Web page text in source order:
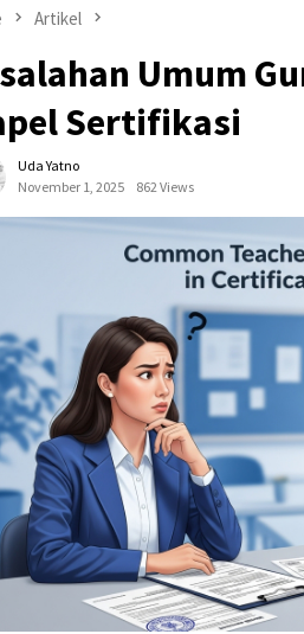
Artikel
Umum
Sertifikasi
Uda Yatno
November 1, 2025
862 Views